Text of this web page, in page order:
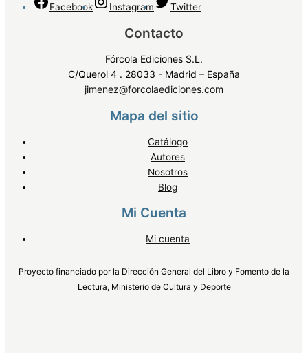
Facebook Instagram Twitter
Contacto
Fórcola Ediciones S.L.
C/Querol 4 . 28033 - Madrid – España
jimenez@forcolaediciones.com
Mapa del sitio
Catálogo
Autores
Nosotros
Blog
Mi Cuenta
Mi cuenta
Proyecto financiado por la Dirección General del Libro y Fomento de la
Lectura, Ministerio de Cultura y Deporte